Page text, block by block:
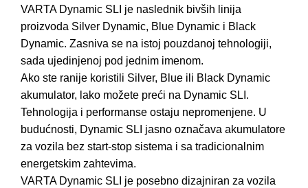
VARTA Dynamic SLI je naslednik bivših linija
proizvoda Silver Dynamic, Blue Dynamic i Black
Dynamic. Zasniva se na istoj pouzdanoj tehnologiji,
sada ujedinjenoj pod jednim imenom.
Ako ste ranije koristili Silver, Blue ili Black Dynamic
akumulator, lako možete preći na Dynamic SLI.
Tehnologija i performanse ostaju nepromenjene. U
budućnosti, Dynamic SLI jasno označava akumulatore
za vozila bez start-stop sistema i sa tradicionalnim
energetskim zahtevima.
VARTA Dynamic SLI je posebno dizajniran za vozila